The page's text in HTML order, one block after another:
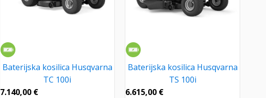
Baterijska kosilica Husqvarna
TC 100i
7.140,00 €
Baterijska kosilica Husqvarna
TS 100i
6.615,00 €